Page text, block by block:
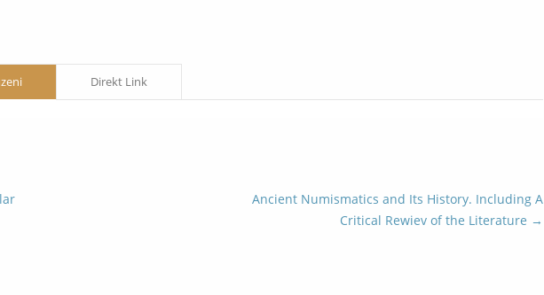
Direkt Link
Ancient Numismatics and Its History. Including A
Critical Rewiev of the Literature →